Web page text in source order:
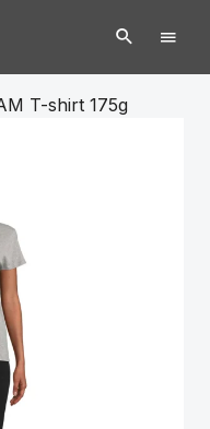
T-shirt 175g